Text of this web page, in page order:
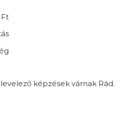
képzések várnak Rád.